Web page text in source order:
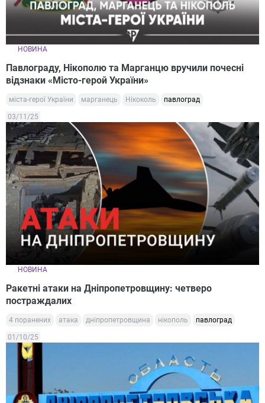
НОВИНА
Павлограду, Нікополю та Марганцю вручили почесні
відзнаки «Місто-герой України»
міста-герої України марганець Нікоколь павлоград
03/11/25
НОВИНА
Ракетні атаки на Дніпропетровщину: четверо
постраждалих
4 поранених атака дніпропетровщина нікополь павлоград
01/10/25